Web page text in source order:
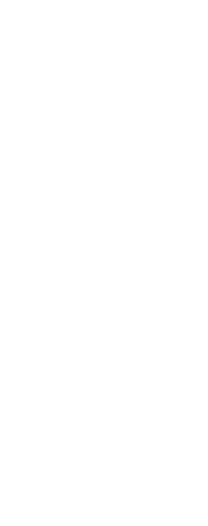
auf Informationen auf einem Endgerät
zur Auswahl von Werbeanzeigen